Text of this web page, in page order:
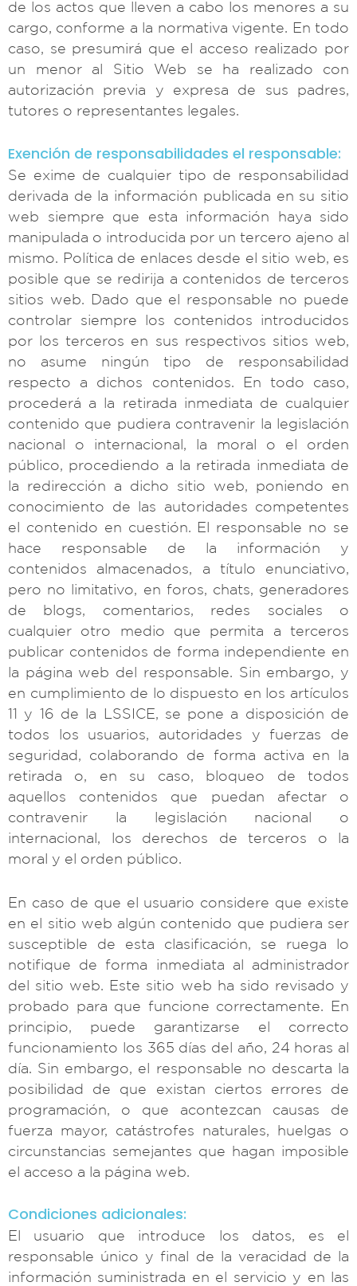
de los actos que lleven a cabo los menores a su
cargo, conforme a la normativa vigente. En todo
caso, se presumirá que el acceso realizado por
un menor al Sitio Web se ha realizado con
autorización previa y expresa de sus padres,
tutores o representantes legales.
Exención de responsabilidades el responsable:
Se exime de cualquier tipo de responsabilidad
derivada de la información publicada en su sitio
web siempre que esta información haya sido
manipulada o introducida por un tercero ajeno al
mismo. Política de enlaces desde el sitio web, es
posible que se redirija a contenidos de terceros
sitios web. Dado que el responsable no puede
controlar siempre los contenidos introducidos
por los terceros en sus respectivos sitios web,
no asume ningún tipo de responsabilidad
respecto a dichos contenidos. En todo caso,
procederá a la retirada inmediata de cualquier
contenido que pudiera contravenir la legislación
nacional o internacional, la moral o el orden
público, procediendo a la retirada inmediata de
la redirección a dicho sitio web, poniendo en
conocimiento de las autoridades competentes
el contenido en cuestión. El responsable no se
hace responsable de la información y
contenidos almacenados, a título enunciativo,
pero no limitativo, en foros, chats, generadores
de blogs, comentarios, redes sociales o
cualquier otro medio que permita a terceros
publicar contenidos de forma independiente en
la página web del responsable. Sin embargo, y
en cumplimiento de lo dispuesto en los artículos
11 y 16 de la LSSICE, se pone a disposición de
todos los usuarios, autoridades y fuerzas de
seguridad, colaborando de forma activa en la
retirada o, en su caso, bloqueo de todos
aquellos contenidos que puedan afectar o
contravenir la legislación nacional o
internacional, los derechos de terceros o la
moral y el orden público.
En caso de que el usuario considere que existe
en el sitio web algún contenido que pudiera ser
susceptible de esta clasificación, se ruega lo
notifique de forma inmediata al administrador
del sitio web. Este sitio web ha sido revisado y
probado para que funcione correctamente. En
principio, puede garantizarse el correcto
funcionamiento los 365 días del año, 24 horas al
día. Sin embargo, el responsable no descarta la
posibilidad de que existan ciertos errores de
programación, o que acontezcan causas de
fuerza mayor, catástrofes naturales, huelgas o
circunstancias semejantes que hagan imposible
el acceso a la página web.
Condiciones adicionales:
El usuario que introduce los datos, es el
responsable único y final de la veracidad de la
información suministrada en el servicio y en las